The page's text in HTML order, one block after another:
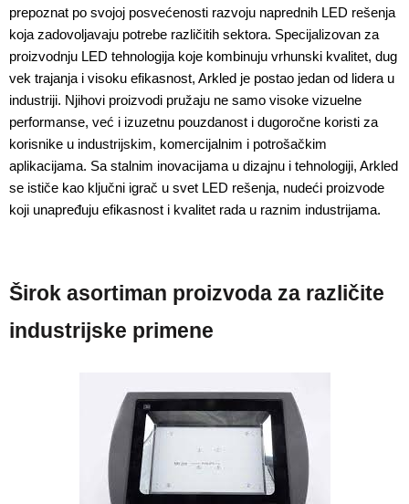
prepoznat po svojoj posvećenosti razvoju naprednih LED rešenja
koja zadovoljavaju potrebe različitih sektora. Specijalizovan za
proizvodnju LED tehnologija koje kombinuju vrhunski kvalitet, dug
vek trajanja i visoku efikasnost, Arkled je postao jedan od lidera u
industriji. Njihovi proizvodi pružaju ne samo visoke vizuelne
performanse, već i izuzetnu pouzdanost i dugoročne koristi za
korisnike u industrijskim, komercijalnim i potrošačkim
aplikacijama. Sa stalnim inovacijama u dizajnu i tehnologiji, Arkled
se ističe kao ključni igrač u svet LED rešenja, nudeći proizvode
koji unapređuju efikasnost i kvalitet rada u raznim industrijama.
Širok asortiman proizvoda za različite
industrijske primene